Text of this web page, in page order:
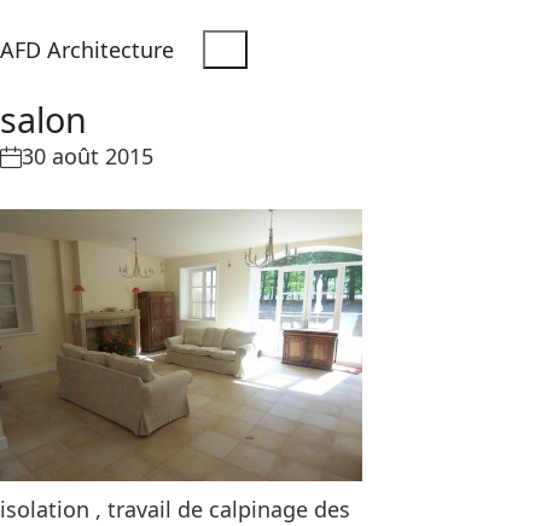
AFD Architecture
salon
30 août 2015
isolation , travail de calpinage des